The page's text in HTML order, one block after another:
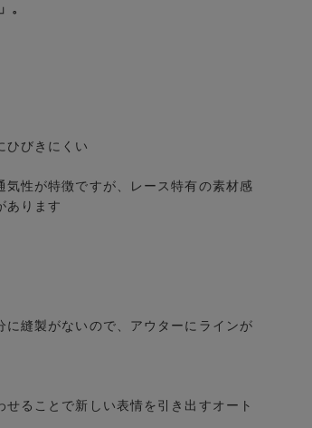
」。
びきにくい
性が特徴ですが、レース特有の素材感
あります
縫製がないので、アウターにラインが
ることで新しい表情を引き出すオート